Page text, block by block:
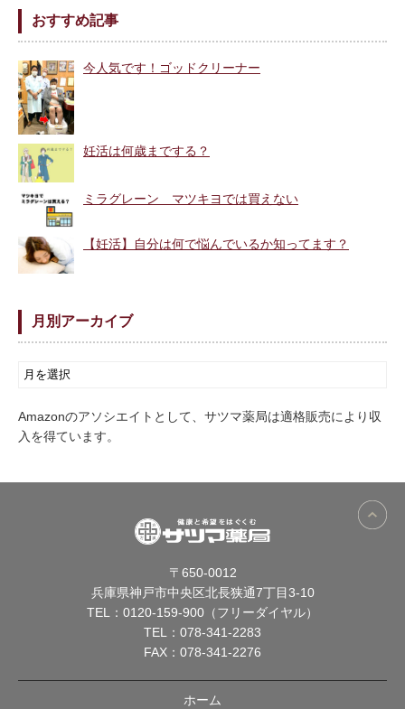
おすすめ記事
今人気です！ゴッドクリーナー
妊活は何歳までする？
ミラグレーン マツキヨでは買えない
【妊活】自分は何で悩んでいるか知ってます？
月別アーカイブ
Amazonのアソシエイトとして、サツマ薬局は適格販売により収
入を得ています。
〒650-0012
兵庫県神戸市中央区北長狭通7丁目3-10
TEL： 0120-159-900（フリーダイヤル）
TEL： 078-341-2283
FAX：078-341-2276
ホーム